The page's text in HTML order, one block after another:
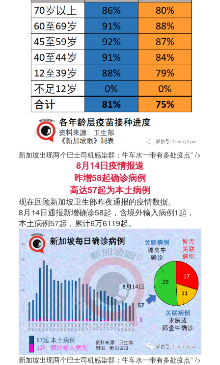
新加坡出现两个巴士司机感染群；牛车水一带有多处疫点” />
8月14日疫情报道
昨增58起确诊病例
高达57起为本土病例
现在回顾新加坡卫生部昨夜通报的疫情数据。
8月14日通报新增确诊58起，含境外输入病例1起，
本土病例57起，累计6万6119起。
新加坡出现两个巴士司机感染群；牛车水一带有多处疫点” />